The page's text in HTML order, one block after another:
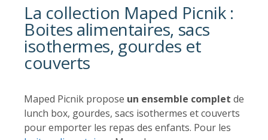
La collection Maped Picnik :
Boites alimentaires, sacs
isothermes, gourdes et
couverts
Maped Picnik propose un ensemble complet de
lunch box, gourdes, sacs isothermes et couverts
pour emporter les repas des enfants. Pour les